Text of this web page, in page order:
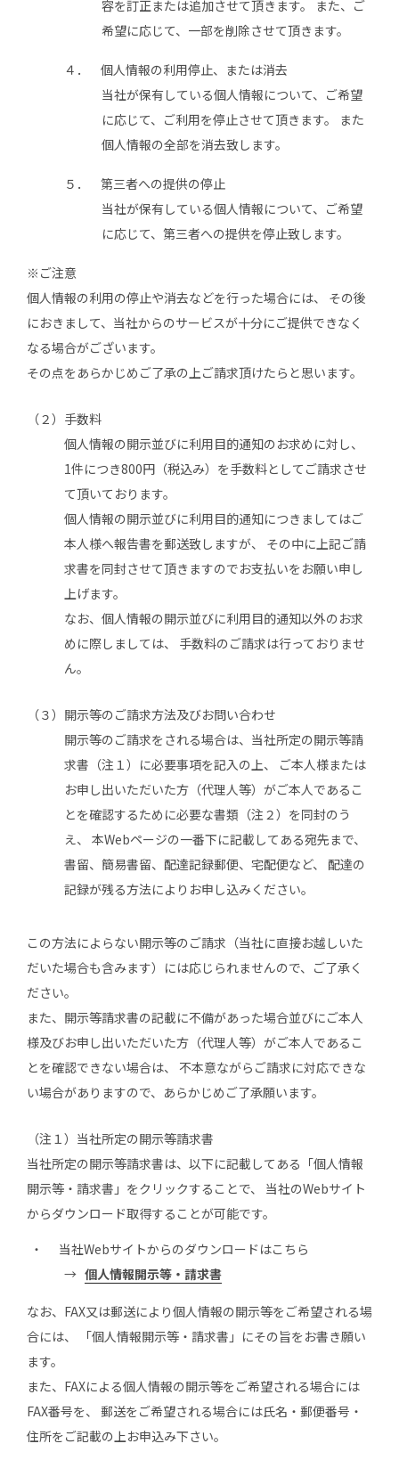
容を訂正または追加させて頂きます。 また、ご
希望に応じて、一部を削除させて頂きます。
４．
個人情報の利用停止、または消去
当社が保有している個人情報について、ご希望
に応じて、ご利用を停止させて頂きます。 また
個人情報の全部を消去致します。
５．
第三者への提供の停止
当社が保有している個人情報について、ご希望
に応じて、第三者への提供を停止致します。
※ご注意
個人情報の利用の停止や消去などを行った場合には、 その後
におきまして、当社からのサービスが十分にご提供できなく
なる場合がございます。
その点をあらかじめご了承の上ご請求頂けたらと思います。
（２） 手数料
個人情報の開示並びに利用目的通知のお求めに対し、
1件につき800円（税込み）を手数料としてご請求させ
て頂いております。
個人情報の開示並びに利用目的通知につきましてはご
本人様へ報告書を郵送致しますが、 その中に上記ご請
求書を同封させて頂きますのでお支払いをお願い申し
上げます。
なお、個人情報の開示並びに利用目的通知以外のお求
めに際しましては、 手数料のご請求は行っておりませ
ん。
（３） 開示等のご請求方法及びお問い合わせ
開示等のご請求をされる場合は、当社所定の開示等請
求書（注１）に必要事項を記入の上、 ご本人様または
お申し出いただいた方（代理人等）がご本人であるこ
とを確認するために必要な書類（注２）を同封のう
え、 本Webページの一番下に記載してある宛先まで、
書留、簡易書留、配達記録郵便、宅配便など、 配達の
記録が残る方法によりお申し込みください。
この方法によらない開示等のご請求（当社に直接お越しいた
だいた場合も含みます）には応じられませんので、ご了承く
ださい。
また、開示等請求書の記載に不備があった場合並びにご本人
様及びお申し出いただいた方（代理人等）がご本人であるこ
とを確認できない場合は、 不本意ながらご請求に対応できな
い場合がありますので、あらかじめご了承願います。
（注１）当社所定の開示等請求書
当社所定の開示等請求書は、以下に記載してある「個人情報
開示等・請求書」をクリックすることで、 当社のWebサイト
からダウンロード取得することが可能です。
当社Webサイトからのダウンロードはこちら
→ 個人情報開示等・請求書
なお、FAX又は郵送により個人情報の開示等をご希望される場
合には、 「個人情報開示等・請求書」にその旨をお書き願い
ます。
また、FAXによる個人情報の開示等をご希望される場合には
FAX番号を、 郵送をご希望される場合には氏名・郵便番号・
住所をご記載の上お申込み下さい。